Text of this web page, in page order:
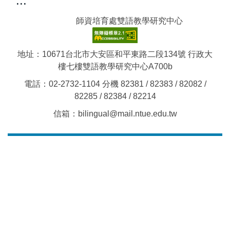
師資培育處雙語教學研究中心
地址：10671台北市大安區和平東路二段134號 行政大
樓七樓雙語教學研究中心A700b
電話：02-2732-1104 分機 82381 / 82383 / 82082 /
82285 / 82384 / 82214
信箱：bilingual@mail.ntue.edu.tw